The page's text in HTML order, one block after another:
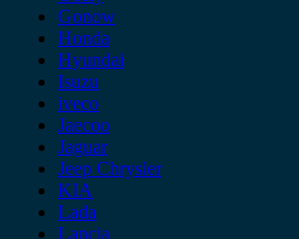
Gonow
Honda
Hyundai
Isuzu
iveco
Jaecoo
Jaguar
Jeep Chrysler
KIA
Lada
Lancia